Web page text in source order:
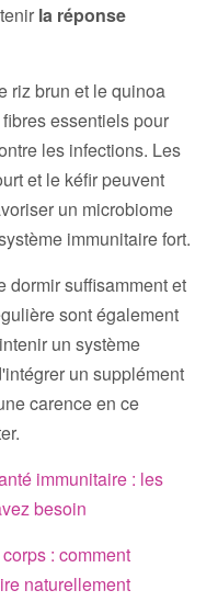
la réponse
riz brun et le quinoa
essentiels pour
les infections. Les
et le kéfir peuvent
un microbiome
immunitaire fort.
dormir suffisamment et
sont également
un système
un supplément
carence en ce
immunitaire : les
besoin
: comment
naturellement